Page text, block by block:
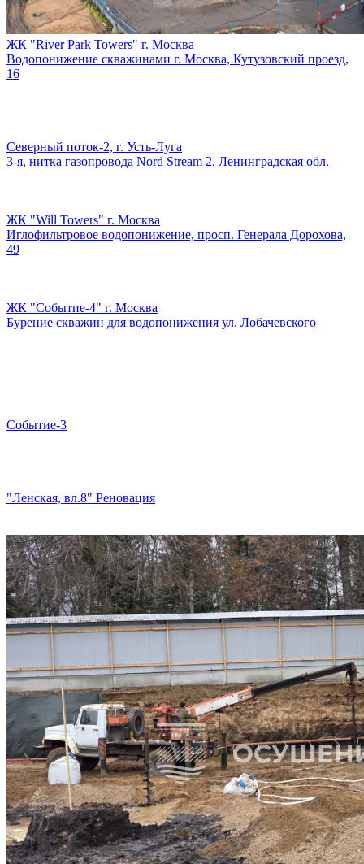
ЖК "River Park Towers" г. Москва
Водопонижение скважинами г. Москва, Кутузовский проезд,
16
Северный поток-2, г. Усть-Луга
3-я, нитка газопровода Nord Stream 2. Ленинградская обл.
ЖК "Will Towers" г. Москва
Иглофильтровое водопонижение, просп. Генерала Дорохова,
49
ЖК "Событие-4" г. Москва
Бурение скважин для водопонижения ул. Лобачевского
Событие-3
"Ленская, вл.8" Реновация